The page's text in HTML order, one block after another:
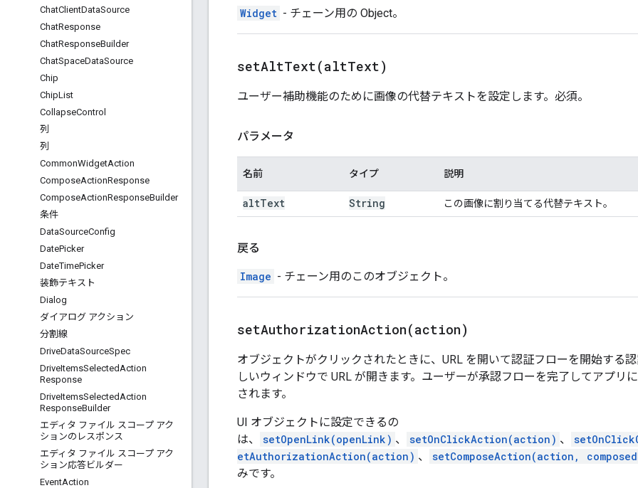
ChatClientDataSource
ChatResponse
ChatResponseBuilder
ChatSpaceDataSource
Chip
ChipList
CollapseControl
列
列
CommonWidgetAction
ComposeActionResponse
ComposeActionResponseBuilder
条件
DataSourceConfig
DatePicker
DateTimePicker
装飾テキスト
Dialog
ダイアログ アクション
分割線
DriveDataSourceSpec
DriveItemsSelectedAction
Response
DriveItemsSelectedAction
ResponseBuilder
エディタ ファイル スコープ アク
ションのレスポンス
エディタ ファイル スコープ アク
ション応答ビルダー
EventAction
Widget - チェーン用の Object。
setAltText(altText)
ユーザー補助機能のために画像の代替テキストを設定します。必須。
パラメータ
名前 タイプ 説明
altText String この画像に割り当てる代替テキスト。
戻る
Image - チェーン用のこのオブジェクト。
setAuthorizationAction(action)
オブジェクトがクリックされたときに、URL を開いて認証フローを開始する
しいウィンドウで URL が開きます。ユーザーが承認フローを完了してアプリ
されます。
UI オブジェクトに設定できるの
は、
setOpenLink(openLink) 、 setOnClickAction(action) 、
etAuthorizationAction(action) 、 setComposeAction(action,
みです。